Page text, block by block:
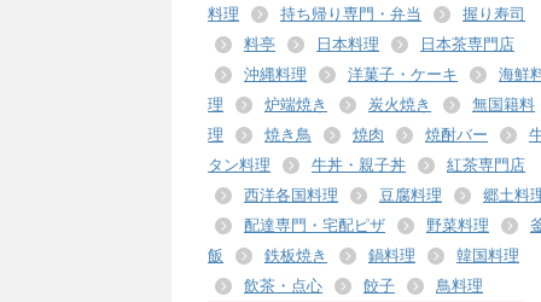
料理
持ち帰り専門・弁当
握り寿司
料亭
日本料理
日本茶専門店
沖縄料理
洋菓子・ケーキ
海鮮
理
炉端焼き 炭火焼き
無国籍料
理
焼き鳥 焼肉 焼酎バー
タン料理
牛丼・親子丼
紅茶専門店
西洋各国料理
豆腐料理
郷土料
配達専門・宅配ピザ
野菜料理
飯
鉄板焼き 鍋料理
韓国料理
飲茶・点心
餃子 鳥料理